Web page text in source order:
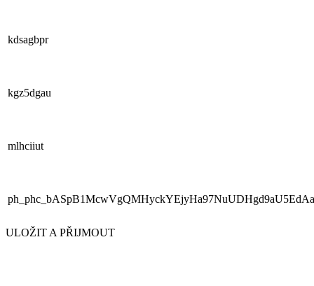
kdsagbpr
kgz5dgau
mlhciiut
ULOŽIT A PŘIJMOUT